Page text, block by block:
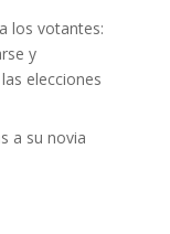
los votantes:
y
elecciones
a su novia